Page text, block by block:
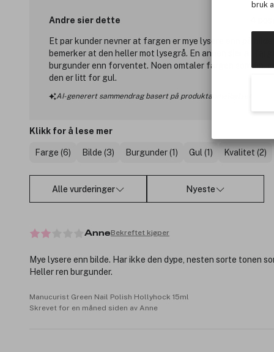
bruk
Andre sier dette
Et par kunder nevner at fargen er mye lysere enn på
bemerker at den heller mot lysegrå. En annen sier at
burgunder enn forventet. Noen omtaler fargen som fin,
den er litt for gul.
AI-generert sammendrag basert på produktanmeldelser
Klikk for å lese mer
Farge (6) Bilde (3) Burgunder (1) Gul (1) Kvalitet (2)
Alle vurderinger Nyeste
AnneBekreftet kjøper
Mye lysere enn bilde. Har ikke den dype, nesten sorte tonen
Heller ren burgunder.
Manucurist Green Nail Polish Hollyhock 15ml
Skrevet for en måned siden av Anne